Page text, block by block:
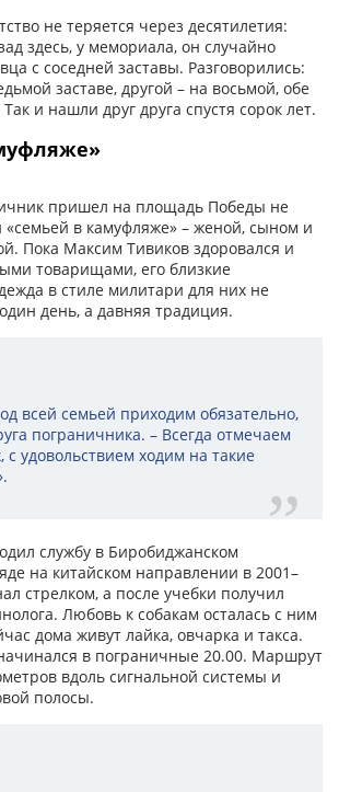
не теряется через десятилетия:
здесь, у мемориала, он случайно
с соседней заставы. Разговорились:
заставе, другой – на восьмой, обе
и нашли друг друга спустя сорок лет.
пришел на площадь Победы не
«семьей в камуфляже» – женой, сыном и
Пока Максим Тивиков здоровался и
товарищами, его близкие
в стиле милитари для них не
день, а давняя традиция.
всей семьей приходим обязательно,
пограничника. – Всегда отмечаем
с удовольствием ходим на такие
службу в Биробиджанском
на китайском направлении в 2001–
стрелком, а после учебки получил
Любовь к собакам осталась с ним
дома живут лайка, овчарка и такса.
в пограничные 20.00. Маршрут
вдоль сигнальной системы и
полосы.